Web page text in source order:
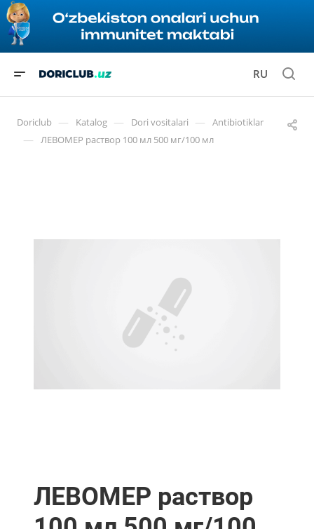
RU
Doriclub — Katalog — Dori vositalari — Antibiotiklar
— ЛЕВОМЕР раствор 100 мл 500 мг/100 мл
ЛЕВОМЕР раствор